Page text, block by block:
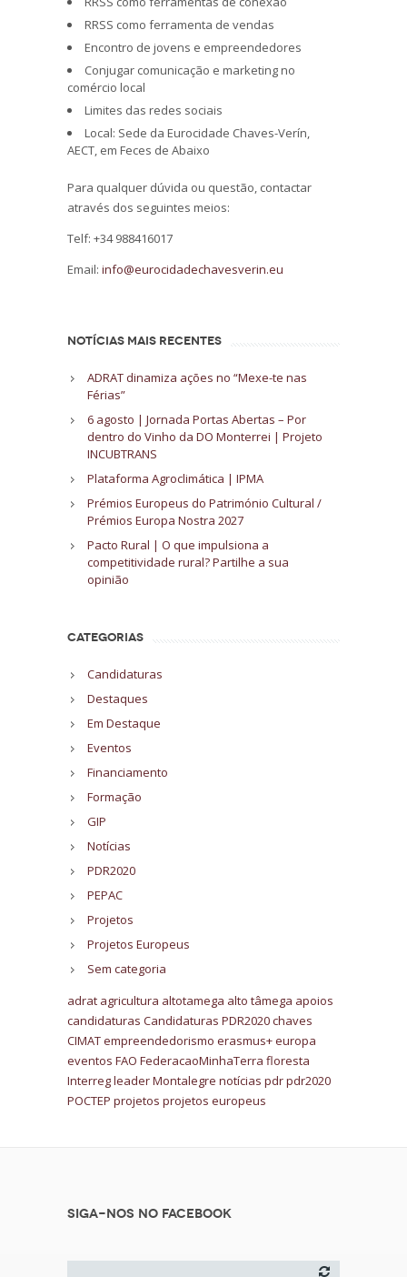
RRSS como ferramenta de vendas
Encontro de jovens e empreendedores
Conjugar comunicação e marketing no
comércio local
Limites das redes sociais
Local: Sede da Eurocidade Chaves-Verín,
AECT, em Feces de Abaixo
Para qualquer dúvida ou questão, contactar
através dos seguintes meios:
Telf: +34 988416017
Email: info@eurocidadechavesverin.eu
NOTÍCIAS MAIS RECENTES
ADRAT dinamiza ações no “Mexe-te nas
Férias”
6 agosto | Jornada Portas Abertas – Por
dentro do Vinho da DO Monterrei | Projeto
INCUBTRANS
Plataforma Agroclimática | IPMA
Prémios Europeus do Património Cultural /
Prémios Europa Nostra 2027
Pacto Rural | O que impulsiona a
competitividade rural? Partilhe a sua
opinião
CATEGORIAS
Candidaturas
Destaques
Em Destaque
Eventos
Financiamento
Formação
GIP
Notícias
PDR2020
PEPAC
Projetos
Projetos Europeus
Sem categoria
adrat agricultura altotamega alto tâmega apoios
candidaturas Candidaturas PDR2020chaves
CIMATempreendedorismo erasmus+europa
eventos FAO FederacaoMinhaTerra floresta
InterregleaderMontalegre notícias pdrpdr2020
POCTEP projetos projetos europeus
Siga-nos no Facebook